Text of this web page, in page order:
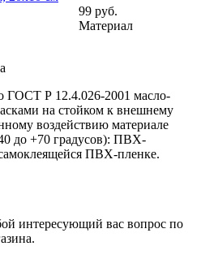
99 руб.
Материал
ГОСТ Р 12.4.026-2001 масло-
на стойком к внешнему
воздействию материале
до +70 градусов): ПВХ-
ПВХ-пленке.
интересующий вас вопрос по